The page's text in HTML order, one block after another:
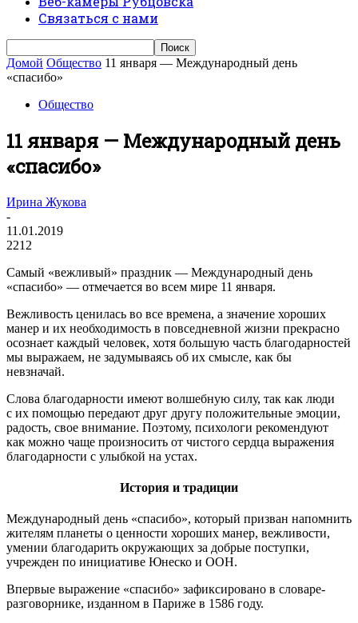
Связаться с нами
Домой Общество 11 января — Международный день
«спасибо»
Общество
11 января — Международный день
«спасибо»
Ирина Жукова
-
11.01.2019
2212
Самый «вежливый» праздник — Международный день
«спасибо» — отмечается во всем мире 11 января.
Вежливость ценилась во все времена, а значение хороших
манер и их необходимость в повседневной жизни прекрасно
осознает каждый человек, хотя большую часть благодарностей
мы выражаем, не задумываясь об их смысле, как бы
невзначай.
Слова благодарности имеют волшебную силу, так как люди
с их помощью передают друг другу положительные эмоции,
радость, свое внимание. Поэтому, психологи рекомендуют
как можно чаще произносить от чистого сердца выражения
благодарности с улыбкой на устах.
История и традиции
Международный день «спасибо», который призван напомнить
жителям планеты о ценности хороших манер, вежливости,
умении благодарить окружающих за добрые поступки,
учрежден по инициативе Юнеско и ООН.
Впервые выражение «спасибо» зафиксировано в словаре-
разговорнике, изданном в Париже в 1586 году.